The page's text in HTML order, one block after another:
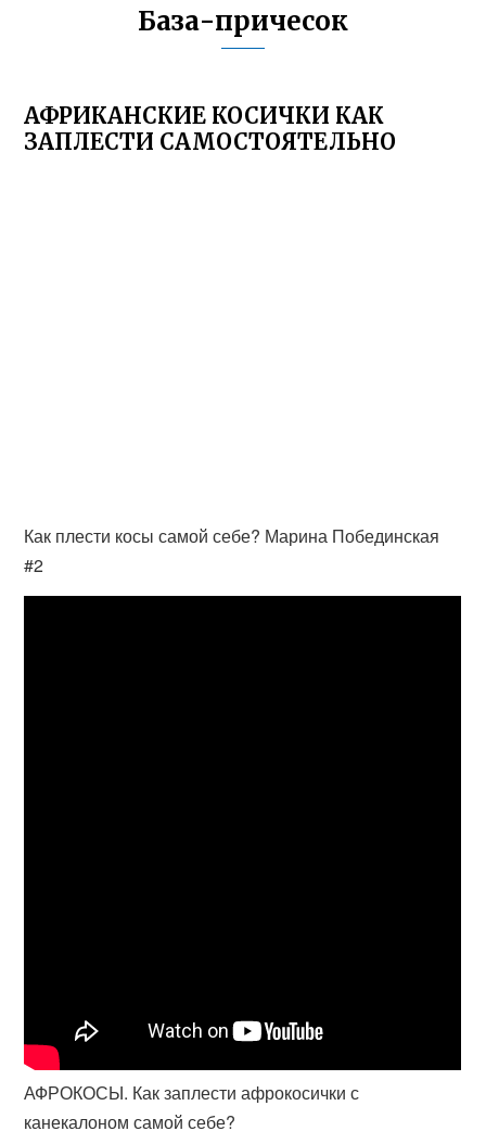
База-причесок
АФРИКАНСКИЕ КОСИЧКИ КАК
ЗАПЛЕСТИ САМОСТОЯТЕЛЬНО
Как плести косы самой себе? Марина Побединская
#2
АФРОКОСЫ. Как заплести афрокосички с
канекалоном самой себе?